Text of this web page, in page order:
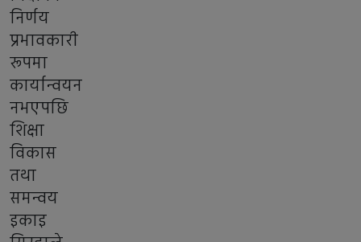
निर्णय
प्रभावकारी
रूपमा
कार्यान्वयन
नभएपछि
शिक्षा
विकास
तथा
समन्वय
इकाइ